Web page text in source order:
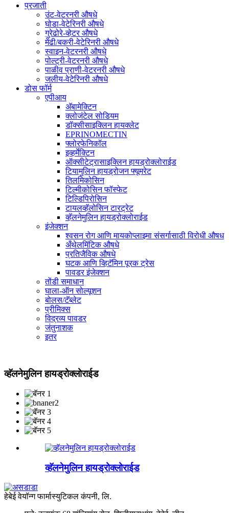
प्रजाती
उंट-वेटरनरी औषधे
घोडा-वेटेरिनरी औषधे
गुरेढोरे-व्हेटर औषधे
मेंढी/बकरी-वेटेरिनरी औषधे
स्वाइन-वेटरनरी औषधे
पोल्ट्री-वेटरनरी औषधे
पाळीव प्राणी-वेटरनरी औषधे
जलीय-वेटेरिनरी औषधे
डोस फॉर्म
एपीआय
अ‍ॅबामेक्टिन
क्लोजंटेल सोडियम
डॉक्सीसाइक्लिन हायक्लेट
EPRINOMECTIN
फ्लोरफेनिकॉल
इव्हर्मेक्टिन
ऑक्सीटेट्रासाइक्लिन हायड्रोक्लोराईड
टियामुलिन हायड्रोजन फ्यूमरेट
तिलमिकोसिन
टिल्मीकोसिन फॉस्फेट
टिल्डिपिरोसिन
टायलव्हॅलोसिन टारट्रेट
व्हॅलनेमुलिन हायड्रोक्लोराईड
इंजेक्शन
श्वसन रोग आणि मायकोप्लाझ्मा संसर्गासाठी विरोधी औषध
अँथेलमिंटिक औषधे
प्रतिजैविक औषधे
घटक आणि व्हिटॅमिन पूरक ट्रेस
पावडर इंजेक्शन
तोंडी समाधान
घाला-ऑन सोल्यूशन
बोलस/टॅब्लेट
प्रीमिक्स
विद्रव्य पावडर
जंतुनाशक
इतर
व्हॅलनेमुलिन हायड्रोक्लोराईड
व्हॅलनेमुलिन हायड्रोक्लोराईड
हेबेई वेयॉन्ग फार्मास्युटिकल कंपनी, लि.